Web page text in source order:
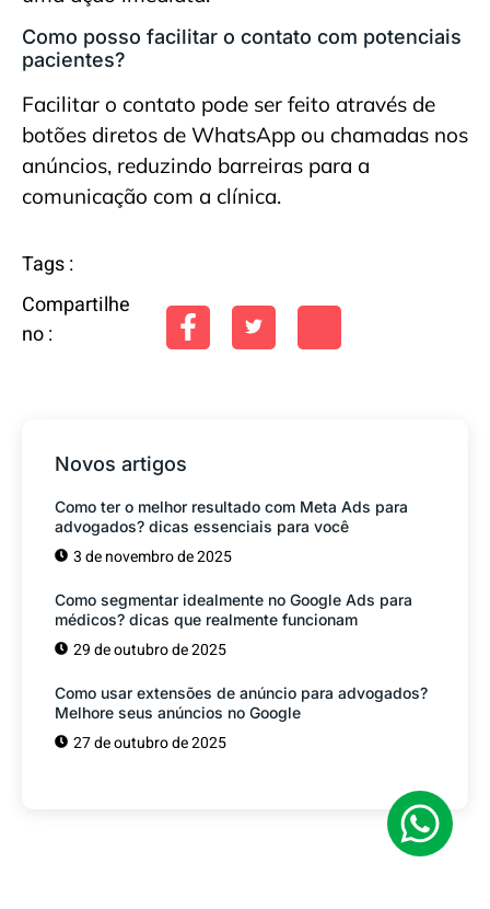
Como posso facilitar o contato com potenciais
pacientes?
Facilitar o contato pode ser feito através de
botões diretos de WhatsApp ou chamadas nos
anúncios, reduzindo barreiras para a
comunicação com a clínica.
Tags :
Compartilhe
no :
Novos artigos
Como ter o melhor resultado com Meta Ads para
advogados? dicas essenciais para você
3 de novembro de 2025
Como segmentar idealmente no Google Ads para
médicos? dicas que realmente funcionam
29 de outubro de 2025
Como usar extensões de anúncio para advogados?
Melhore seus anúncios no Google
27 de outubro de 2025